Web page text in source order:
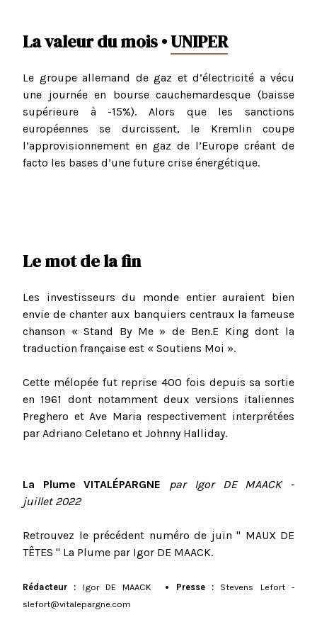
La valeur du mois •UNIPER
Le groupe allemand de gaz et d’électricité a vécu
une journée en bourse cauchemardesque (baisse
supérieure à -15%). Alors que les sanctions
européennes se durcissent, le Kremlin coupe
l’approvisionnement en gaz de l’Europe créant de
facto les bases d’une future crise énergétique.
Le mot de la fin
Les investisseurs du monde entier auraient bien
envie de chanter aux banquiers centraux la fameuse
chanson « Stand By Me » de Ben.E King dont la
traduction française est « Soutiens Moi ».
Cette mélopée fut reprise 400 fois depuis sa sortie
en 1961 dont notamment deux versions italiennes
Preghero et Ave Maria respectivement interprétées
par Adriano Celetano et Johnny Halliday.
La Plume VITALÉPARGNE par Igor DE MAACK -
juillet 2022
Retrouvez le précédent numéro de juin " MAUX DE
TÊTES " La Plume par Igor DE MAACK.
Rédacteur : Igor DE MAACK • Presse : Stevens Lefort -
slefort@vitalepargne.com